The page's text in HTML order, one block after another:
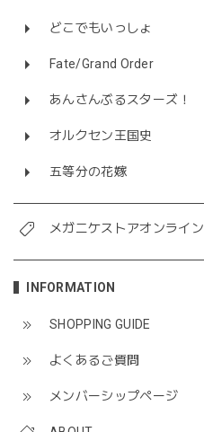
どこでもいっしょ
Fate/Grand Order
あんさんぶるスターズ！
オルクセン王国史
五等分の花嫁
メガニケストアオンライン
INFORMATION
SHOPPING GUIDE
よくあるご質問
メンバーシップページ